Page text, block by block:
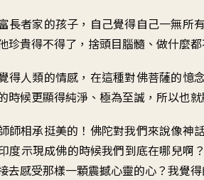
長者家的孩子 ， 自己覺得自己一無所有
珍貴得不得了 ， 捨頭目腦髓、做什麼
得人類的情感 ， 在這種對佛菩薩的憶念
時候更顯得純淨 、 極為至誠 ， 所以也
師相承挺美的 ！ 佛陀對我們來說像神
度示現成佛的時候我們到底在哪兒啊
去感受那樣一顆震撼心靈的心？我覺